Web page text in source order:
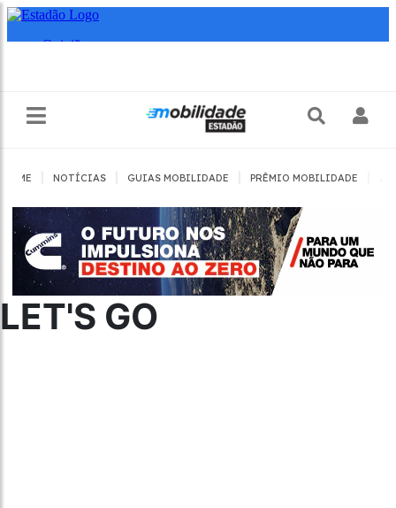
HOME NOTÍCIAS GUIAS MOBILIDADE PRÊMIO MOBILIDADE
LET'S GO